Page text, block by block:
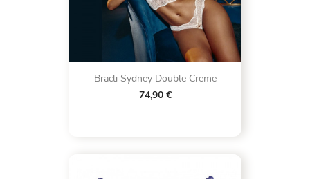
Bracli Sydney Double Creme
74,90 €